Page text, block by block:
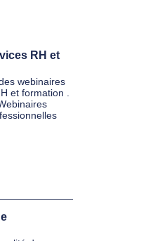
RH et
webinaires
et formation .